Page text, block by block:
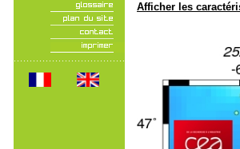
Afficher les